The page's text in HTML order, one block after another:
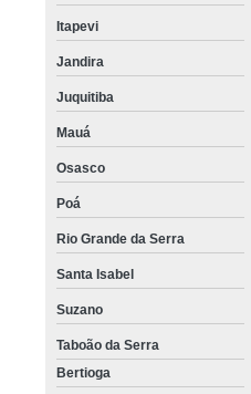
Itapevi
Jandira
Juquitiba
Mauá
Osasco
Poá
Rio Grande da Serra
Santa Isabel
Suzano
Taboão da Serra
Bertioga